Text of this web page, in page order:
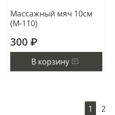
Массажный мяч 10см
(М-110)
300 ₽
В корзину
1 2